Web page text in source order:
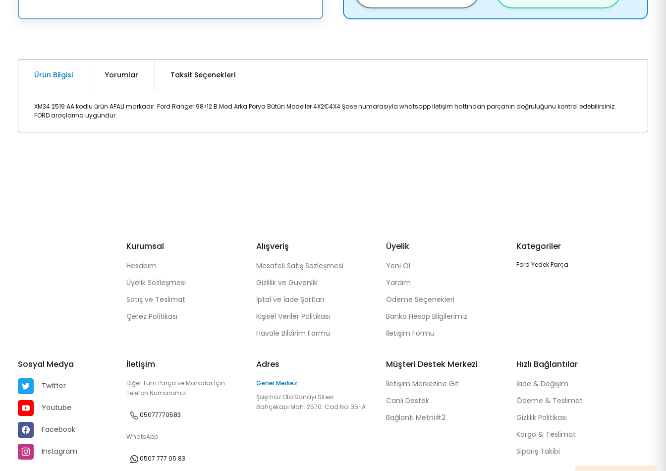
Ürün Bilgisi Yorumlar Taksit Seçenekleri
XM34 2519 AA kodlu ürün APALI markadır. Ford Ranger 98>12 B.Mod Arka Porya Bütün Modeller 4X2€4X4 Şase numarasıyla whatsapp iletişim hattından parçanın doğruluğunu kontrol edebilirsiniz.
FORD araçlarına uygundur.
Kurumsal
Hesabım
Üyelik Sözleşmesi
Satış ve Teslimat
Çerez Politikası
Alışveriş
Mesafeli Satış Sözleşmesi
Gizlilik ve Güvenlik
İptal ve İade Şartları
Kişisel Veriler Politikası
Havale Bildirim Formu
Üyelik
Yeni Ol
Yardım
Ödeme Seçenekleri
Banka Hesap Bilgilerimiz
İletişim Formu
Kategoriler
Ford Yedek Parça
Sosyal Medya
Twitter
Youtube
Facebook
Instagram
İletişim
Diğer Tüm Parça ve Markalar İçin
Telefon Numaramız:
05077770583
WhatsApp
0507 777 05 83
Adres
Genel Merkez
Şaşmaz Oto Sanayi Sitesi
Bahçekapı Mah. 2570. Cad No: 35-A
Müşteri Destek Merkezi
İletişim Merkezine Git
Canlı Destek
Bağlantı Metni#2
Hızlı Bağlantılar
İade & Değişim
Ödeme & Teslimat
Gizlilik Politikası
Kargo & Teslimat
Sipariş Takibi